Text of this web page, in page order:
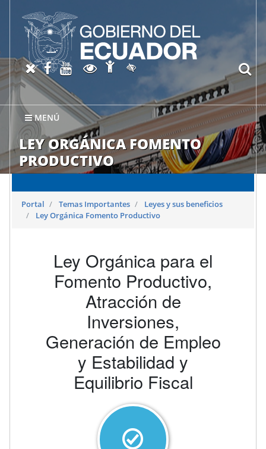
MENÚ
LEY ORGÁNICA FOMENTO
PRODUCTIVO
X oficial del SRI
Facebook oficial SRI
Canal del SRI en YouTube
Abrir página de
Abrir página de
Activar/quitar contraste
Portal Temas Importantes
Leyes y sus beneficios
Ley Orgánica Fomento Productivo
Ley Orgánica para el
Fomento Productivo,
Atracción de
Inversiones,
Generación de Empleo
y Estabilidad y
Equilibrio Fiscal